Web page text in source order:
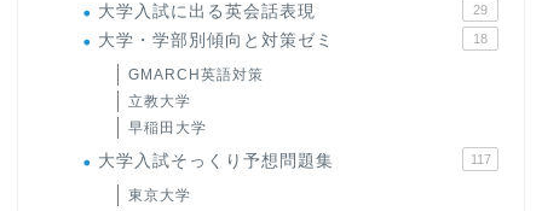
大学入試に出る英会話表現 29
大学・学部別傾向と対策ゼミ 18
GMARCH英語対策
立教大学
早稲田大学
大学入試そっくり予想問題集 117
東京大学